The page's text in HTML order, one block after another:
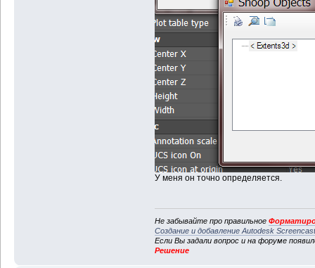
У меня он точно определяется.
Не забывайте про правильное
Создание и добавление Autodesk
Если Вы задали вопрос и на форуме
Решение